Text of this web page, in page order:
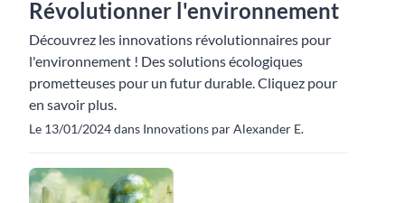
Révolutionner l'environnement
Découvrez les innovations révolutionnaires pour
l'environnement ! Des solutions écologiques
prometteuses pour un futur durable. Cliquez pour
en savoir plus.
Le 13/01/2024 dans Innovations par Alexander E.